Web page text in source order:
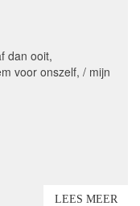
dan ooit,
voor onszelf, / mijn
LEES MEER